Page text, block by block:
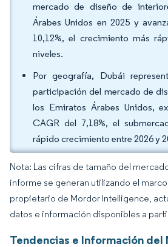
mercado de diseño de
Árabes Unidos en 2025 y
10,12%, el crecimiento más
niveles.
Por geografía, Dubái
participación del mercado de
los Emiratos Árabes Unidos,
CAGR del 7,18%, el
rápido crecimiento entre 2026 y
Nota: Las cifras de tamaño del
informe se generan utilizando el
propietario de Mordor Intelligence,
datos e información disponibles a
Tendencias e Información del